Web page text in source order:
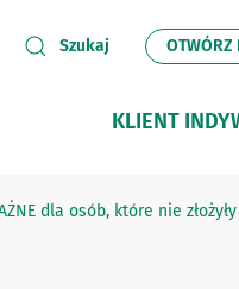
Szukaj OTWÓRZ
KLIENT
dla osób, które nie